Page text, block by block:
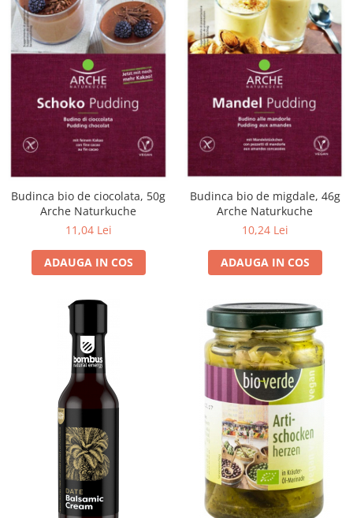
Budinca bio de ciocolata, 50g
Arche Naturkuche
11,04 Lei
ADAUGA IN COS
Budinca bio de migdale, 46g
Arche Naturkuche
10,24 Lei
ADAUGA IN COS